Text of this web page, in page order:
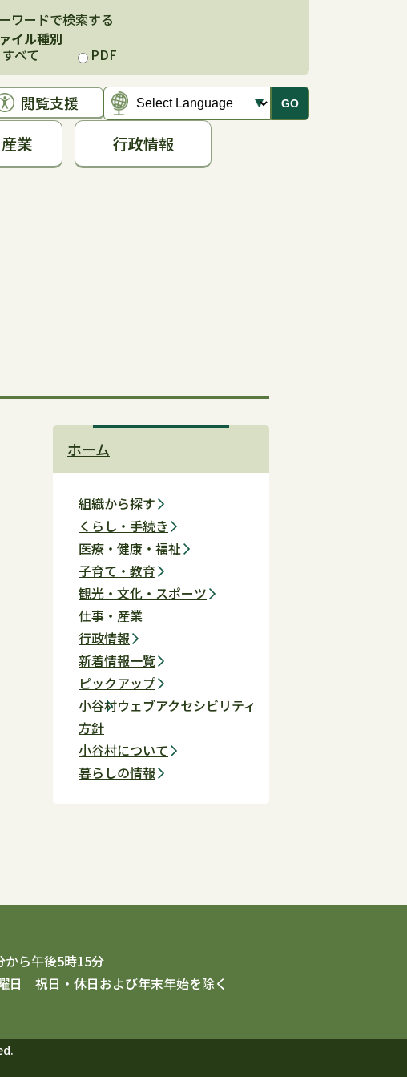
ワードで検索する
イル種別
すべて
PDF
閲覧支援 GO
業 行政情報
ホーム
組織から探す
くらし・手続き
医療・健康・福祉
子育て・教育
観光・文化・スポーツ
仕事・産業
行政情報
新着情報一覧
ピックアップ
小谷村ウェブアクセシビリティ
方針
小谷村について
暮らしの情報
から午後5時15分
日 祝日・休日および年末年始を除く